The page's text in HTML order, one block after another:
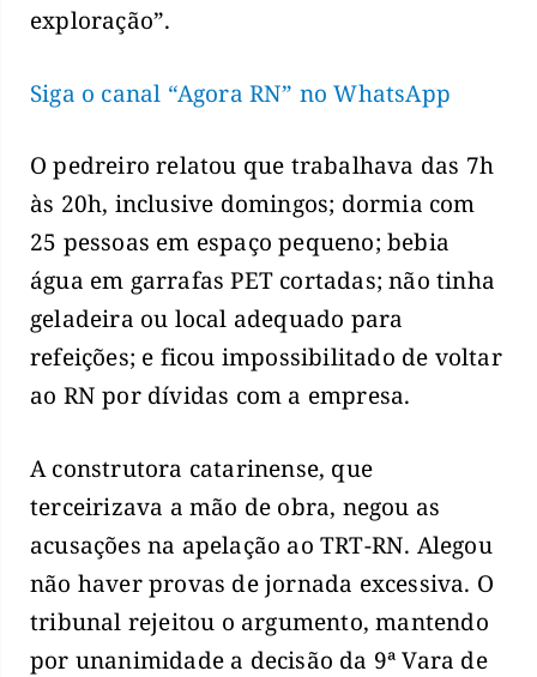
exploração”.
Siga o canal “Agora RN” no WhatsApp
O pedreiro relatou que trabalhava das 7h
às 20h, inclusive domingos; dormia com
25 pessoas em espaço pequeno; bebia
água em garrafas PET cortadas; não tinha
geladeira ou local adequado para
refeições; e ficou impossibilitado de voltar
ao RN por dívidas com a empresa.
A construtora catarinense, que
terceirizava a mão de obra, negou as
acusações na apelação ao TRT-RN. Alegou
não haver provas de jornada excessiva. O
tribunal rejeitou o argumento, mantendo
por unanimidade a decisão da 9ª Vara de